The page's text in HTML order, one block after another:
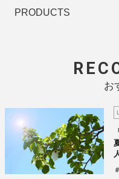
PRODUCTS
お